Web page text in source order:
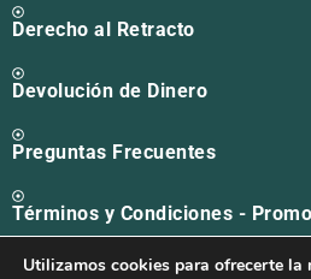
Derecho al Retracto
Devolución de Dinero
Preguntas Frecuentes
Términos y Condiciones -
Utilizamos cookies para ofrecerte la